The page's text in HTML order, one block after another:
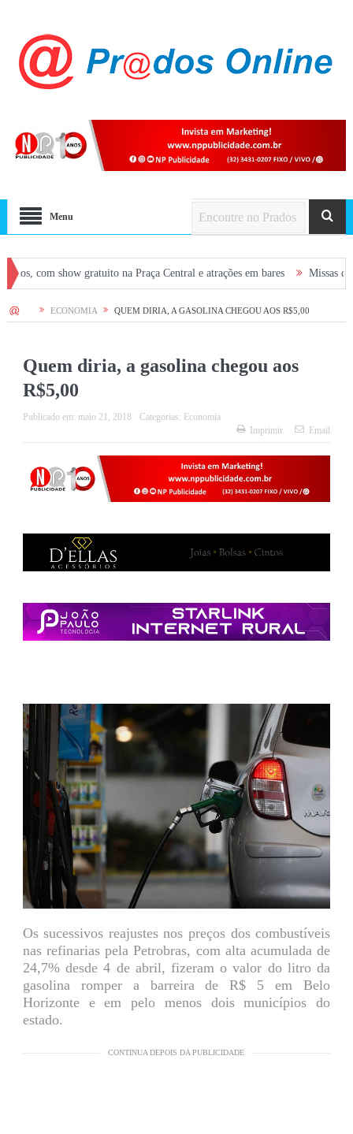
Menu
show gratuito na Praça Central e atrações em bares Missas desta
HOME ECONOMIA QUEM DIRIA, A GASOLINA CHEGOU AOS R$5,00
Quem diria, a gasolina chegou aos
R$5,00
Publicado em: maio 21, 2018 Categorias: Economia
Imprimir
Email
Os sucessivos reajustes nos preços dos combustíveis
nas refinarias pela Petrobras, com alta acumulada de
24,7% desde 4 de abril, fizeram o valor do litro da
gasolina romper a barreira de R$ 5 em Belo
Horizonte e em pelo menos dois municípios do
estado.
CONTINUA DEPOIS DA PUBLICIDADE